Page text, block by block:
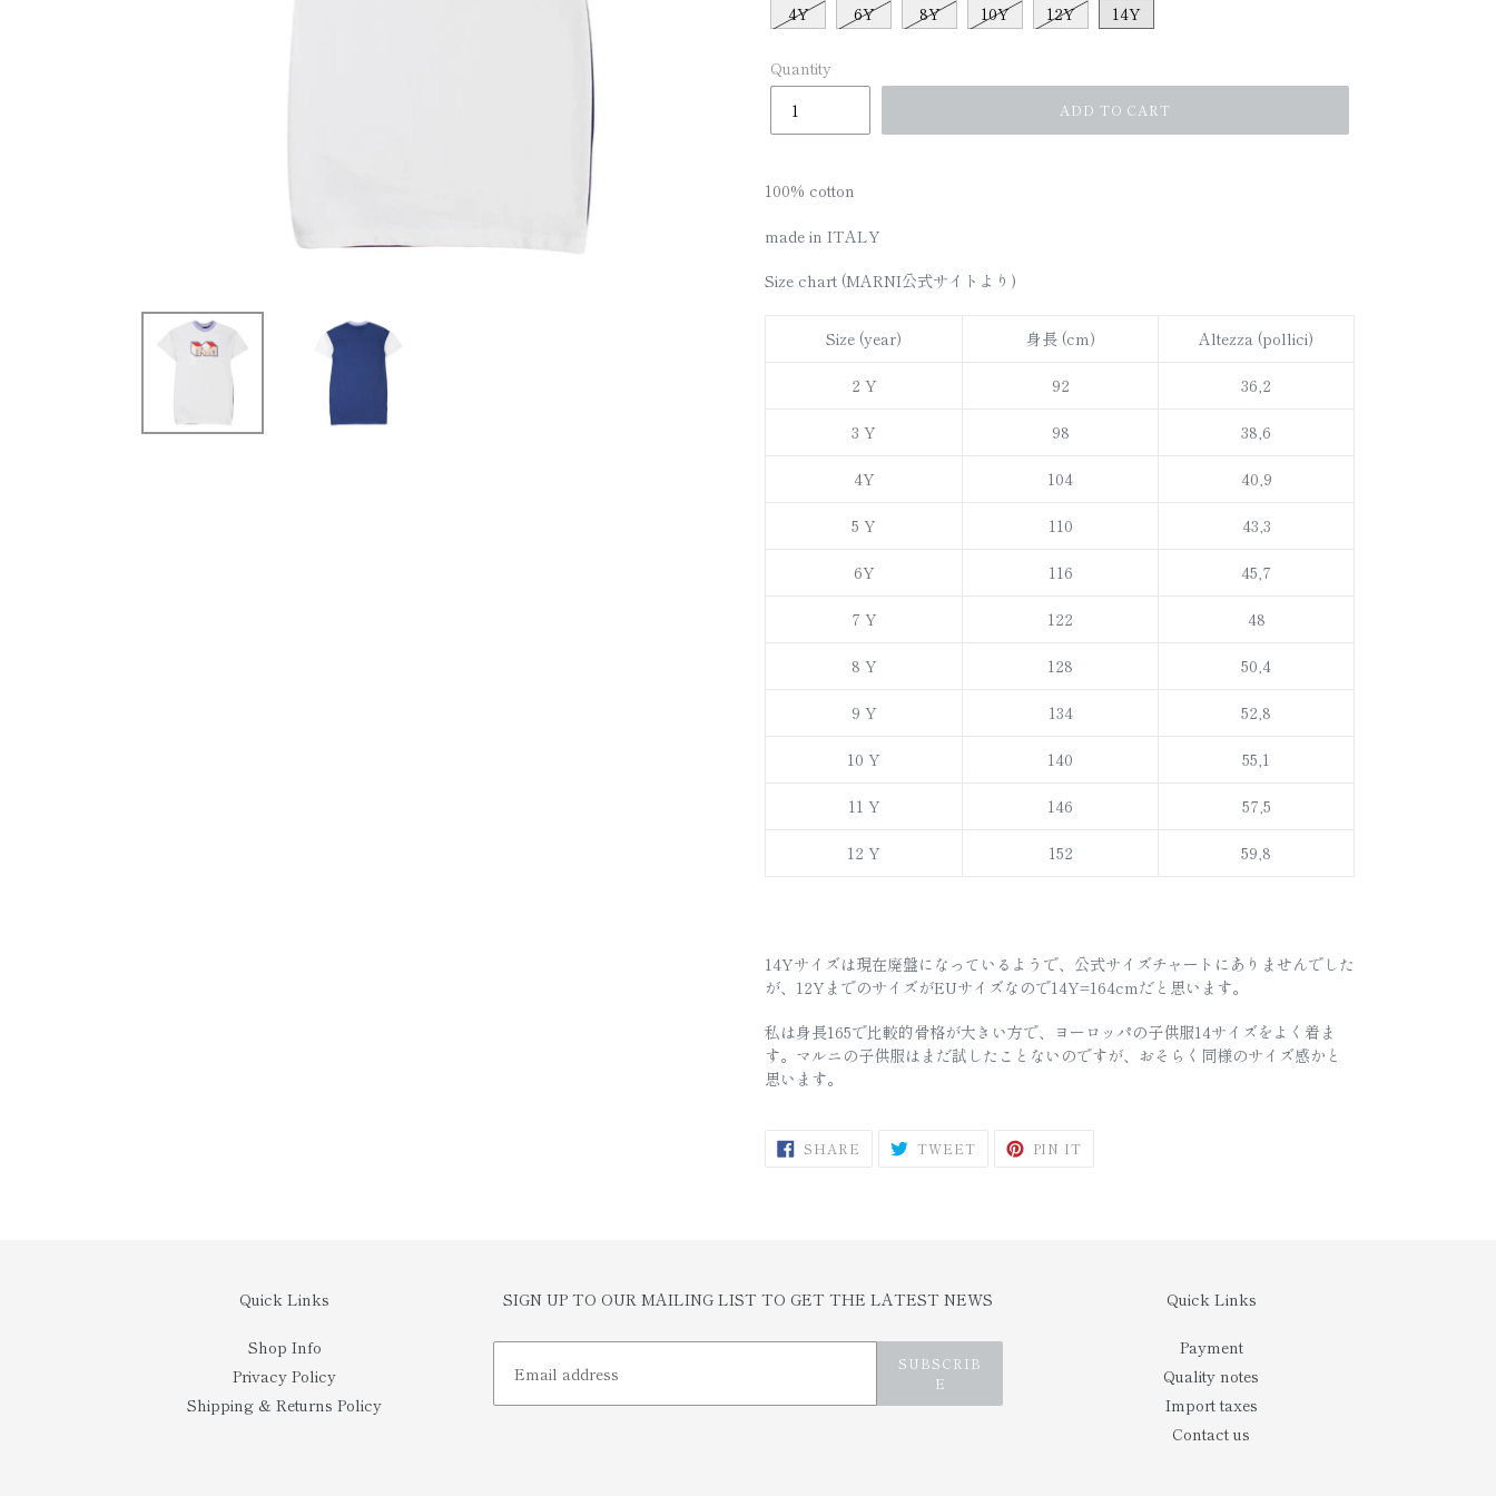
4Y
6Y 8Y 10Y 12Y 14Y
Quantity
ADD TO CART
100% cotton
made in ITALY
Size chart (MARNI公式サイトより)
Size (year) 身長 (cm) Altezza (pollici)
2 Y 92 36,2
3 Y 98 38,6
4Y 104 40,9
5 Y 110 43,3
6Y 116 45,7
7 Y 122 48
8 Y 128 50,4
9 Y 134 52,8
10 Y 140 55,1
11 Y 146 57,5
12 Y 152 59,8
14Yサイズは現在廃盤になっているようで、公式サイズチャートにありませんでした
が、12YまでのサイズがEUサイズなので14Y=164cmだと思います。
私は身長165で比較的骨格が大きい方で、ヨーロッパの子供服14サイズをよく着ま
す。マルニの子供服はまだ試したことないのですが、おそらく同様のサイズ感かと
思います。
SHARE SHARE TWEETTWEET PIN IT
Quick Links
Shop Info
Privacy Policy
Shipping & Returns Policy
SIGN UP TO OUR MAILING LIST TO GET THE LATEST NEWS
SUBSCRIB
E
Quick Links
Payment
Quality notes
Import taxes
Contact us